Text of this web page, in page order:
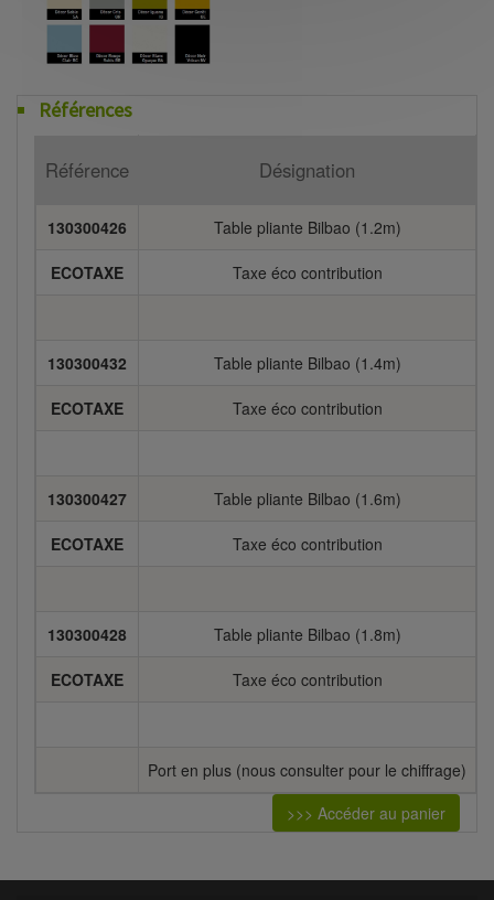
Références
Référence Désignation
130300426 Table pliante Bilbao (1.2m)
ECOTAXE Taxe éco contribution
130300432 Table pliante Bilbao (1.4m)
ECOTAXE Taxe éco contribution
130300427 Table pliante Bilbao (1.6m)
ECOTAXE Taxe éco contribution
130300428 Table pliante Bilbao (1.8m)
ECOTAXE Taxe éco contribution
Port en plus (nous consulter pour le chiffrage)
>>> Accéder au panier